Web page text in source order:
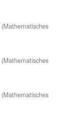
(Mathematisches
(Mathematisches
(Mathematisches